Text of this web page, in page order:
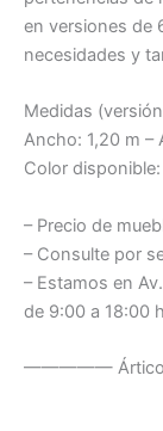
en versiones de
necesidades y
Medidas
Ancho: 1,20 m –
Color
– Precio de
– Consulte por
– Estamos en
de 9:00 a 18:00
—————